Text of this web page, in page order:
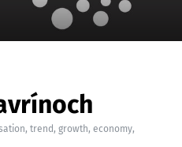
, trend, growth, economy,